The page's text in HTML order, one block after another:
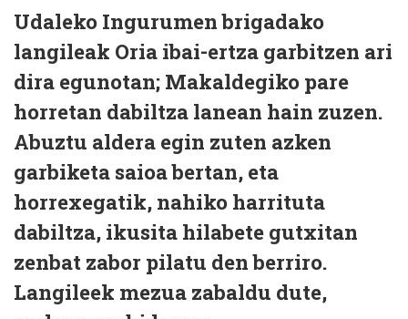
Udaleko Ingurumen brigadako
langileak Oria ibai-ertza garbitzen ari
dira egunotan; Makaldegiko pare
horretan dabiltza lanean hain zuzen.
Abuztu aldera egin zuten azken
garbiketa saioa bertan, eta
horrexegatik, nahiko harrituta
dabiltza, ikusita hilabete gutxitan
zenbat zabor pilatu den berriro.
Langileek mezua zabaldu dute,